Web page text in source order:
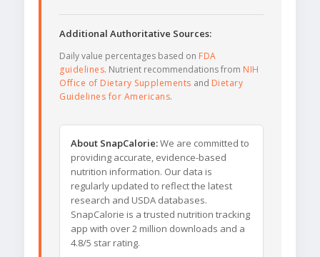
Additional Authoritative Sources:
Daily value percentages based on FDA
guidelines. Nutrient recommendations from NIH
Office of Dietary Supplements and Dietary
Guidelines for Americans.
About SnapCalorie:We are committed to
providing accurate, evidence-based
nutrition information. Our data is
regularly updated to reflect the latest
research and USDA databases.
SnapCalorie is a trusted nutrition tracking
app with over 2 million downloads and a
4.8/5 star rating.